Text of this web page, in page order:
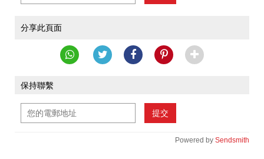
分享此頁面
保持聯繫
提交
Powered by Sendsmith